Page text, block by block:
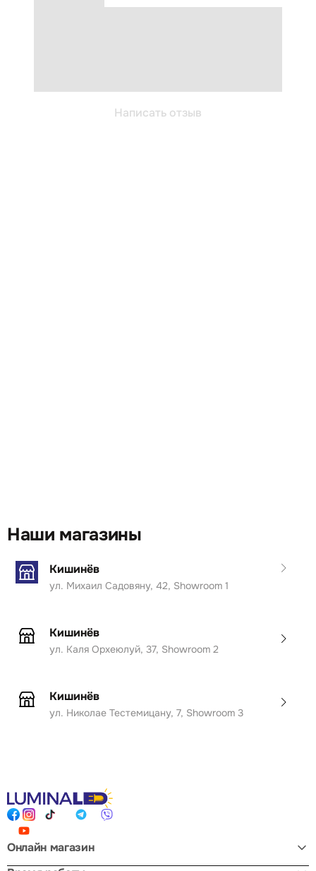
Написать отзыв
Наши магазины
Кишинёв
ул. Михаил Садовяну, 42, Showroom 1
Кишинёв
ул. Каля Орхеюлуй, 37, Showroom 2
Кишинёв
ул. Николае Тестемицану, 7, Showroom 3
Онлайн магазин